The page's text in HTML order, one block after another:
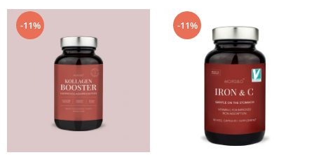
-11% -11%